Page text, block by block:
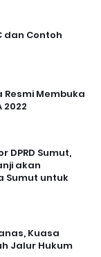
dan Contoh
Resmi Membuka
2022
DPRD Sumut,
akan
Sumut untuk
Kuasa
Jalur Hukum